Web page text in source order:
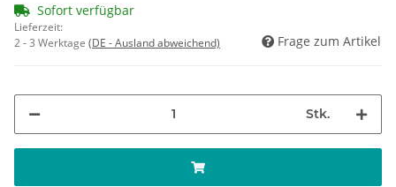
Sofort verfügbar
Lieferzeit:
2 - 3 Werktage (DE - Ausland abweichend) Frage zum Artikel
Stk.